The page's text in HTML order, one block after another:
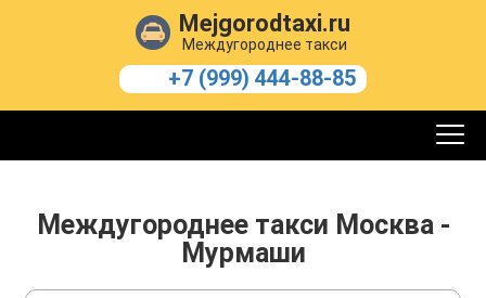
Mejgorodtaxi.ru
Междугороднее такси
+7 (999) 444-88-85
Междугороднее такси Москва -
Мурмаши